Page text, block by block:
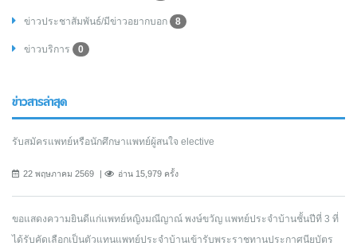
ข่าวประชาสัมพันธ์/มีข่าวอยากบอก 8
ข่าวบริการ 0
ข่าวสารล่าสุด
รับสมัครแพทย์หรือนักศึกษาแพทย์ผู้สนใจ elective
22 พฤษภาคม 2569 อ่าน 15,979 ครั้ง
ขอแสดงความยินดีแก่แพทย์หญิงมณีญาณ์ พงษ์ขวัญ แพทย์ประจำบ้านชั้นปีที่ 3 ที่
ได้รับคัดเลือกเป็นตัวแทนแพทย์ประจำบ้านเข้ารับพระราชทานประกาศนียบัตร